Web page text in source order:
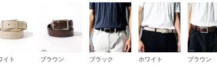
イト ブラウン ブラック ホワイト ブラウン